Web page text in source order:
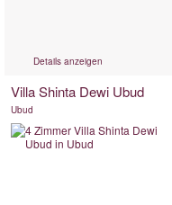
Details anzeigen
Villa Shinta Dewi Ubud
Ubud